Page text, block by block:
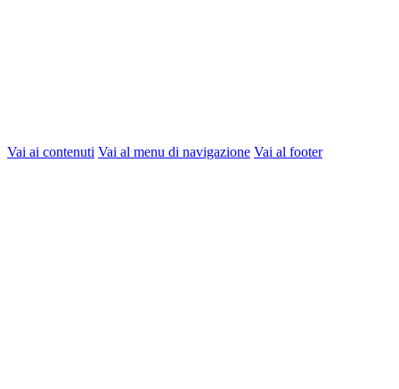
Vai ai contenuti Vai al menu di navigazione Vai al footer